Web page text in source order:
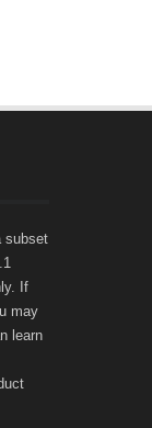
subset
If
may
learn